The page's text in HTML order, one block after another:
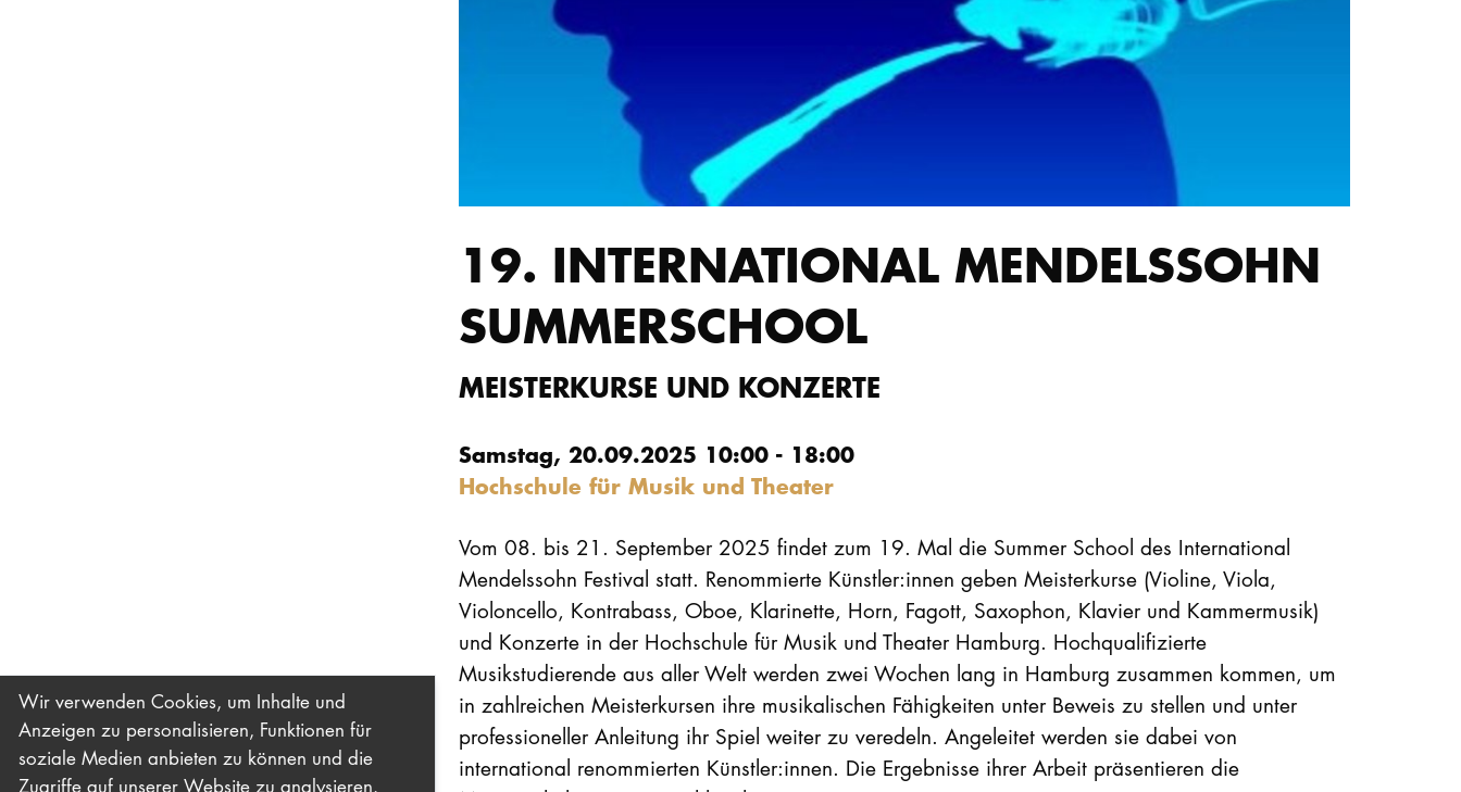
19. INTERNATIONAL MENDELSSOHN
SUMMERSCHOOL
MEISTERKURSE UND KONZERTE
Samstag, 20.09.2025 10:00 - 18:00
Hochschule für Musik und Theater
Vom 08. bis 21. September 2025 findet zum 19. Mal die Summer School des International
Mendelssohn Festival statt. Renommierte Künstler:innen geben Meisterkurse (Violine, Viola,
Violoncello, Kontrabass, Oboe, Klarinette, Horn, Fagott, Saxophon, Klavier und Kammermusik)
und Konzerte in der Hochschule für Musik und Theater Hamburg. Hochqualifizierte
Musikstudierende aus aller Welt werden zwei Wochen lang in Hamburg zusammen kommen, um
in zahlreichen Meisterkursen ihre musikalischen Fähigkeiten unter Beweis zu stellen und unter
professioneller Anleitung ihr Spiel weiter zu veredeln. Angeleitet werden sie dabei von
international renommierten Künstler:innen. Die Ergebnisse ihrer Arbeit präsentieren die
Wir verwenden Cookies, um Inhalte und
Anzeigen zu personalisieren, Funktionen für
soziale Medien anbieten zu können und die
Zugriffe auf unserer Website zu analysieren.
myCampus
Online-Bewerbung